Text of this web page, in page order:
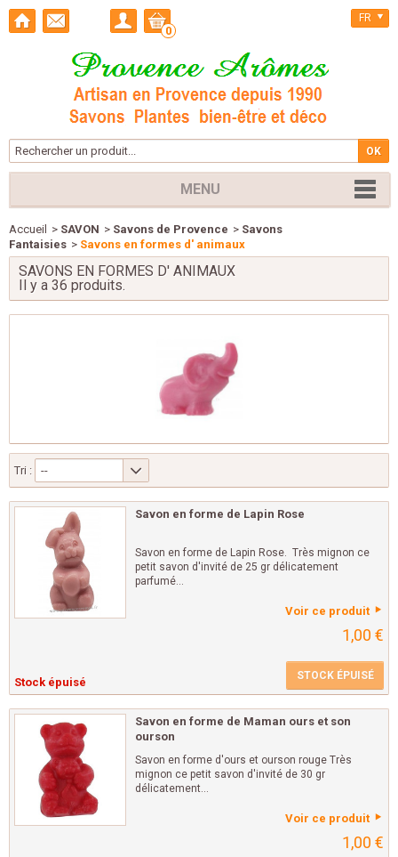
0
FR
MENU
Accueil > SAVON > Savons de Provence > Savons
Fantaisies > Savons en formes d' animaux
SAVONS EN FORMES D' ANIMAUX
Il y a 36 produits.
Tri : --
Savon en forme de Lapin Rose
Savon en forme de Lapin Rose. Très mignon ce
petit savon d'invité de 25 gr délicatement
parfumé...
Voir ce produit
1,00 €
Stock épuisé STOCK ÉPUISÉ
Savon en forme de Maman ours et son
ourson
Savon en forme d'ours et ourson rouge Très
mignon ce petit savon d'invité de 30 gr
délicatement...
Voir ce produit
1,00 €